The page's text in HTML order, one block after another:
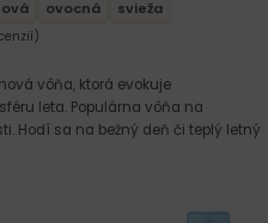
ovocná svieža
vôňa, ktorá evokuje
leta. Populárna vôňa na
Hodí sa na bežný deň či teplý letný